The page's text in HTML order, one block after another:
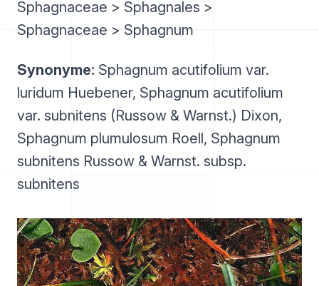
Sphagnaceae > Sphagnales >
Sphagnaceae > Sphagnum
Synonyme: Sphagnum acutifolium var.
luridum Huebener, Sphagnum acutifolium
var. subnitens (Russow & Warnst.) Dixon,
Sphagnum plumulosum Roell, Sphagnum
subnitens Russow & Warnst. subsp.
subnitens